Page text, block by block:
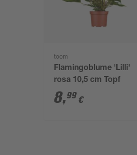
toom
Flamingoblume 'Lilli'
rosa 10,5 cm Topf
8,99 €